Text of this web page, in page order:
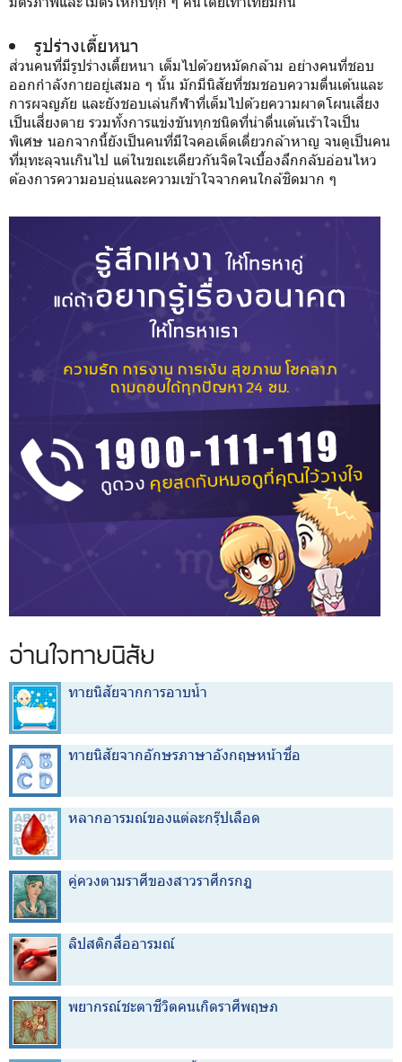
รูปร่างเตี้ยหนา
ส่วนคนที่มีรูปร่างเตี้ยหนา เต็มไปด้วยหมัดกล้าม อย่างคนที่ชอบ
ออกกำลังกายอยู่เสมอ ๆ นั้น มักมีนิสัยที่ชมชอบความตื่นเต้นและ
การผจญภัย และยังชอบเล่นกีฬาที่เต็มไปด้วยความผาดโผนเสี่ยง
เป็นเสี่ยงตาย รวมทั้งการแข่งขันทุกชนิดที่น่าตื่นเต้นเร้าใจเป็น
พิเศษ นอกจากนี้ยังเป็นคนที่มีใจคอเด็ดเดี่ยวกล้าหาญ จนดูเป็นคน
ที่มุทะลุจนเกินไป แต่ในขณะเดียวกันจิตใจเบื้องลึกกลับอ่อนไหว
ต้องการความอบอุ่นและความเข้าใจจากคนใกล้ชิดมาก ๆ
อ่านใจทายนิสัย
ทายนิสัยจากการอาบน้ำ
ทายนิสัยจากอักษรภาษาอังกฤษหน้าชื่อ
หลากอารมณ์ของแต่ละกรุ๊ปเลือด
คู่ควงตามราศีของสาวราศีกรกฎ
ลิปสติกสื่ออารมณ์
พยากรณ์ชะตาชีวิตคนเกิดราศีพฤษภ